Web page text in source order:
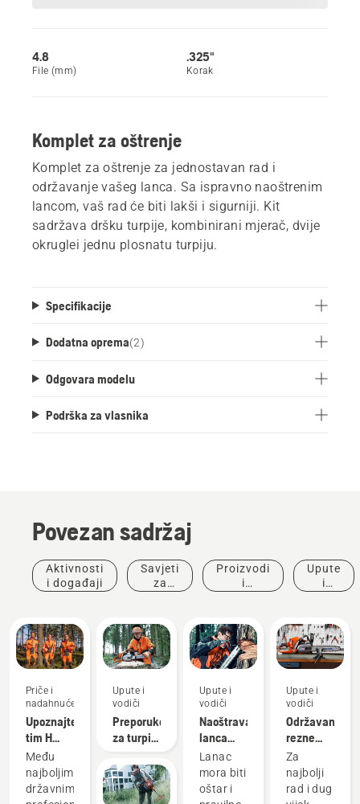
4.8
File (mm)
.325"
Korak
Komplet za oštrenje
Komplet za oštrenje za jednostavan rad i
održavanje vašeg lanca. Sa ispravno naoštrenim
lancom, vaš rad će biti lakši i sigurniji. Kit
sadržava dršku turpije, kombinirani mjerač, dvije
okruglei jednu plosnatu turpiju.
Specifikacije
Dodatna oprema(2)
Odgovara modelu
Podrška za vlasnika
Povezan sadržaj
Aktivnosti
i događaji
Savjeti
za
Proizvodi
i
Upute
i
Priče i
nadahnuće
Upoznajte
tim H
tvrtke
Husqvarna–
naše
Među
najboljim
državnim
Uređivanje
zelenih
povšina
Alati za
uređivanje
krajolika,
Upute i
vodiči
Preporuke
za turpiju
za
oštrenje
Upute i
vodiči
Naoštravanje
lanca
motorne
pile
Lanac
mora biti
oštar i
Upute i
vodiči
Održavanje
rezne
opreme
Za
najbolji
rad i dug